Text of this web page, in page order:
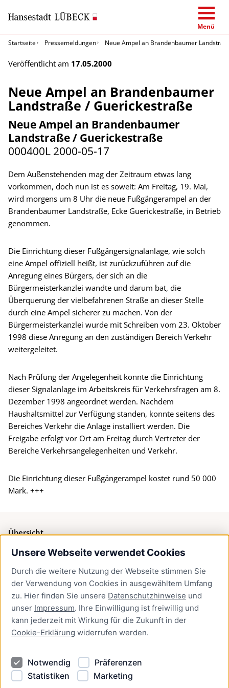
Unsere Webseite verwendet Cookies
Durch die weitere Nutzung der Webseite stimmen Sie
der Verwendung von Cookies in ausgewähltem Umfang
zu. Hier finden Sie unsere Datenschutzhinweise und
unser Impressum. Ihre Einwilligung ist freiwillig und
kann jederzeit mit Wirkung für die Zukunft in der
Cookie-Erklärung widerrufen werden.
Notwendig
Präferenzen
Statistiken
Marketing
Menü
Startseite
Pressemeldungen Neue Ampel an Brandenbaumer
Veröffentlicht am 17.05.2000
Neue Ampel an Brandenbaumer
Landstraße / Guerickestraße
Neue Ampel an Brandenbaumer
Landstraße / Guerickestraße
000400L 2000-05-17
Dem Außenstehenden mag der Zeitraum etwas lang
vorkommen, doch nun ist es soweit: Am Freitag, 19. Mai,
wird morgens um 8 Uhr die neue Fußgängerampel an der
Brandenbaumer Landstraße, Ecke Guerickestraße, in Betrieb
genommen.
Die Einrichtung dieser Fußgängersignalanlage, wie solch
eine Ampel offiziell heißt, ist zurückzuführen auf die
Anregung eines Bürgers, der sich an die
Bürgermeisterkanzlei wandte und darum bat, die
Überquerung der vielbefahrenen Straße an dieser Stelle
durch eine Ampel sicherer zu machen. Von der
Bürgermeisterkanzlei wurde mit Schreiben vom 23. Oktober
1998 diese Anregung an den zuständigen Bereich Verkehr
weitergeleitet.
Nach Prüfung der Angelegenheit konnte die Einrichtung
dieser Signalanlage im Arbeitskreis für Verkehrsfragen am 8.
Dezember 1998 angeordnet werden. Nachdem
Haushaltsmittel zur Verfügung standen, konnte seitens des
Bereiches Verkehr die Anlage installiert werden. Die
Freigabe erfolgt vor Ort am Freitag durch Vertreter der
Bereiche Verkehrsangelegenheiten und Verkehr.
Die Einrichtung dieser Fußgängerampel kostet rund 50 000
Mark. +++
Übersicht
Bürgerservice
Presse
Newsletter Lübeck:kompakt
Kontakt
Kontakt
Datenschutzhinweise
Barrierefreiheit